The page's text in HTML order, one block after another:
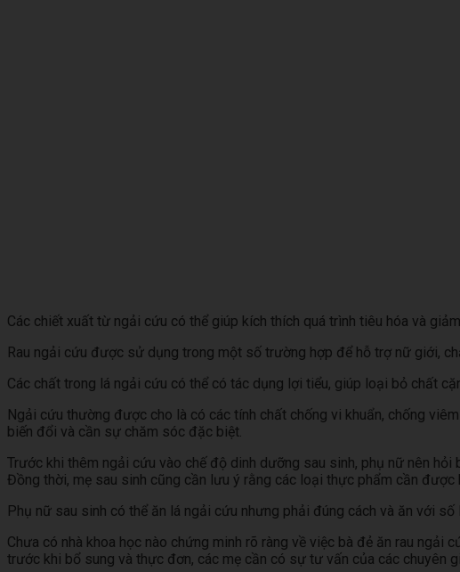
Các chiết xuất từ ngải cứu có thể giúp kích thích quá trình tiêu hóa và
Rau ngải cứu được sử dụng trong một số trường hợp để hỗ trợ nữ giới,
Các chất trong lá ngải cứu có thể có tác dụng lợi tiểu, giúp loại bỏ chất
Ngải cứu thường được cho là có các tính chất chống vi khuẩn, chống
biến đổi và cần sự chăm sóc đặc biệt.
Trước khi thêm ngải cứu vào chế độ dinh dưỡng sau sinh, phụ nữ nên
Đồng thời, mẹ sau sinh cũng cần lưu ý rằng các loại thực phẩm cần
Phụ nữ sau sinh có thể ăn lá ngải cứu nhưng phải đúng cách và ăn với
Chưa có nhà khoa học nào chứng minh rõ ràng về việc bà đẻ ăn rau
trước khi bổ sung và thực đơn, các mẹ cần có sự tư vấn của các chuyên